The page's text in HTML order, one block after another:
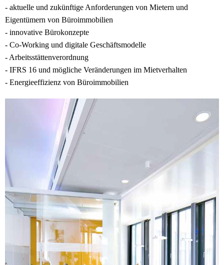
- aktuelle und zukünftige Anforderungen von Mietern und
Eigentümern von Büroimmobilien
- innovative Bürokonzepte
- Co-Working und digitale Geschäftsmodelle
- Arbeitsstättenverordnung
- IFRS 16 und mögliche Veränderungen im Mietverhalten
- Energieeffizienz von Büroimmobilien